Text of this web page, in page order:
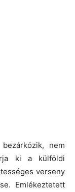
nem
ki a külföldi
verseny
Emlékeztetett